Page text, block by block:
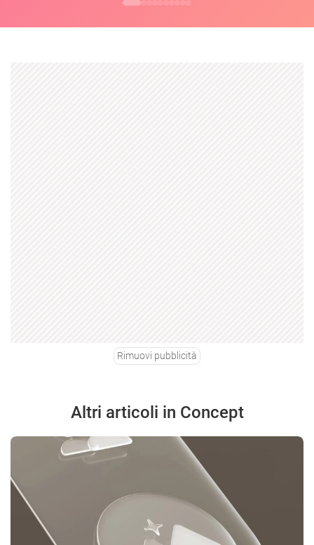
Rimuovi pubblicità
Altri articoli in Concept